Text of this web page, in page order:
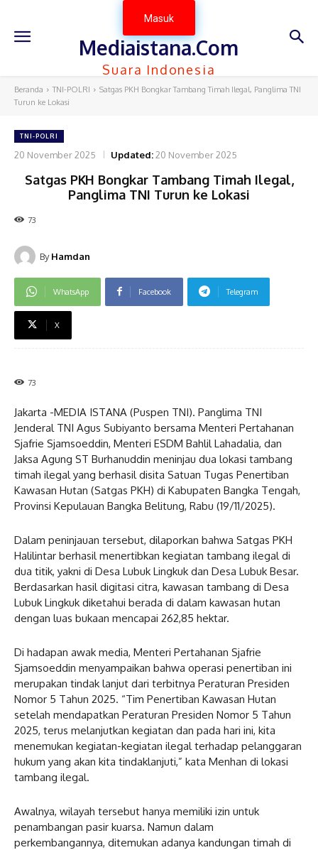
Masuk
Mediaistana.Com
Suara Indonesia
Beranda TNI-POLRI
Satgas PKH Bongkar Tambang Timah Ilegal, Panglima TNI
Turun ke Lokasi
TNI-POLRI
20 November 2025 Updated:20 November 2025
Satgas PKH Bongkar Tambang Timah Ilegal,
Panglima TNI Turun ke Lokasi
73
By Hamdan
WhatsApp Facebook Telegram
X
73
Jakarta -MEDIA ISTANA (Puspen TNI). Panglima TNI
Jenderal TNI Agus Subiyanto bersama Menteri Pertahanan
Sjafrie Sjamsoeddin, Menteri ESDM Bahlil Lahadalia, dan
Jaksa Agung ST Burhanuddin meninjau dua lokasi tambang
timah ilegal yang berhasil disita Satuan Tugas Penertiban
Kawasan Hutan (Satgas PKH) di Kabupaten Bangka Tengah,
Provinsi Kepulauan Bangka Belitung, Rabu (19/11/2025).
Dalam peninjauan tersebut, dilaporkan bahwa Satgas PKH
Halilintar berhasil menertibkan kegiatan tambang ilegal di
dua titik, yakni di Desa Lubuk Lingkuk dan Desa Lubuk Besar.
Berdasarkan hasil digitasi citra, kawasan tambang di Desa
Lubuk Lingkuk diketahui berada di dalam kawasan hutan
dengan luas bukaan mencapai 262,85 hektar.
Di hadapan awak media, Menteri Pertahanan Sjafrie
Sjamsoeddin menyampaikan bahwa operasi penertiban ini
merupakan tindak lanjut dari terbitnya Peraturan Presiden
Nomor 5 Tahun 2025. “Tim Penertiban Kawasan Hutan
setelah mendapatkan Peraturan Presiden Nomor 5 Tahun
2025, terus melanjutkan kegiatan dan pada hari ini, kita
menemukan kegiatan-kegiatan ilegal terhadap pelanggaran
hukum yang akan kita tindaklanjuti,” kata Menhan di lokasi
tambang ilegal.
Awalnya, wilayah tersebut hanya memiliki izin untuk
penambangan pasir kuarsa. Namun dalam
perkembangannya, ditemukan adanya kandungan timah di